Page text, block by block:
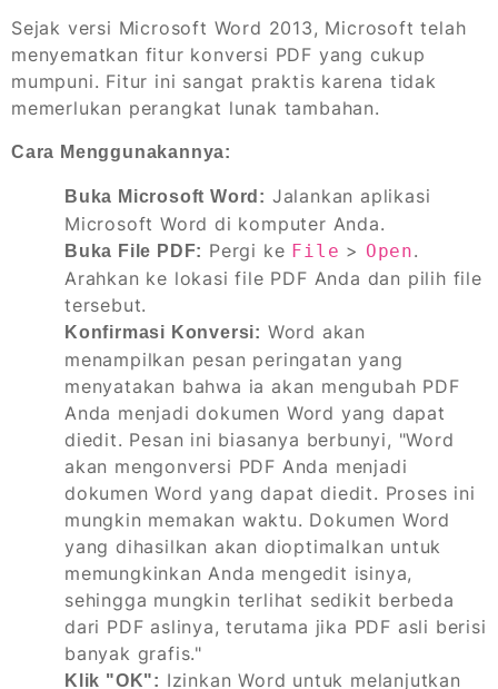
Sejak versi Microsoft Word 2013, Microsoft telah
menyematkan fitur konversi PDF yang cukup
mumpuni. Fitur ini sangat praktis karena tidak
memerlukan perangkat lunak tambahan.
Cara Menggunakannya:
Buka Microsoft Word: Jalankan aplikasi
Microsoft Word di komputer Anda.
Buka File PDF: Pergi ke File > Open.
Arahkan ke lokasi file PDF Anda dan pilih file
tersebut.
Konfirmasi Konversi: Word akan
menampilkan pesan peringatan yang
menyatakan bahwa ia akan mengubah PDF
Anda menjadi dokumen Word yang dapat
diedit. Pesan ini biasanya berbunyi, "Word
akan mengonversi PDF Anda menjadi
dokumen Word yang dapat diedit. Proses ini
mungkin memakan waktu. Dokumen Word
yang dihasilkan akan dioptimalkan untuk
memungkinkan Anda mengedit isinya,
sehingga mungkin terlihat sedikit berbeda
dari PDF aslinya, terutama jika PDF asli berisi
banyak grafis."
Klik "OK": Izinkan Word untuk melanjutkan